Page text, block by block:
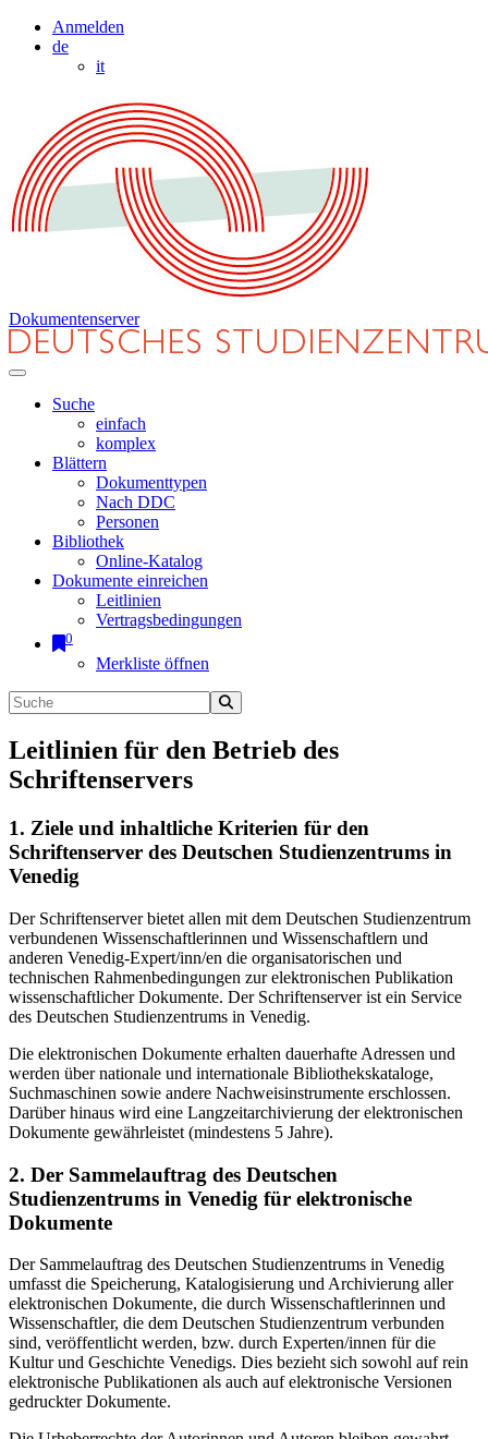
Anmelden
de
it
Dokumentenserver
Suche
einfach
komplex
Blättern
Dokumenttypen
Nach DDC
Personen
Bibliothek
Online-Katalog
Dokumente einreichen
Leitlinien
Vertragsbedingungen
0
Merkliste öffnen
Leitlinien für den Betrieb des
Schriftenservers
1. Ziele und inhaltliche Kriterien für den
Schriftenserver des Deutschen Studienzentrums in
Venedig
Der Schriftenserver bietet allen mit dem Deutschen Studienzentrum
verbundenen Wissenschaftlerinnen und Wissenschaftlern und
anderen Venedig-Expert/inn/en die organisatorischen und
technischen Rahmenbedingungen zur elektronischen Publikation
wissenschaftlicher Dokumente. Der Schriftenserver ist ein Service
des Deutschen Studienzentrums in Venedig.
Die elektronischen Dokumente erhalten dauerhafte Adressen und
werden über nationale und internationale Bibliothekskataloge,
Suchmaschinen sowie andere Nachweisinstrumente erschlossen.
Darüber hinaus wird eine Langzeitarchivierung der elektronischen
Dokumente gewährleistet (mindestens 5 Jahre).
2. Der Sammelauftrag des Deutschen
Studienzentrums in Venedig für elektronische
Dokumente
Der Sammelauftrag des Deutschen Studienzentrums in Venedig
umfasst die Speicherung, Katalogisierung und Archivierung aller
elektronischen Dokumente, die durch Wissenschaftlerinnen und
Wissenschaftler, die dem Deutschen Studienzentrum verbunden
sind, veröffentlicht werden, bzw. durch Experten/innen für die
Kultur und Geschichte Venedigs. Dies bezieht sich sowohl auf rein
elektronische Publikationen als auch auf elektronische Versionen
gedruckter Dokumente.